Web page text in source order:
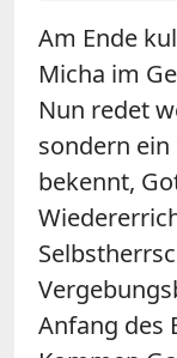
Am Ende
Micha im
Nun redet
sondern ein
bekennt,
Anfang des